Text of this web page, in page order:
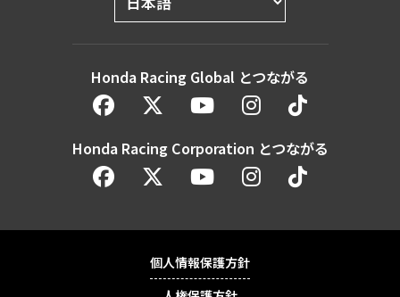
Honda Racing Global とつながる
Honda Racing Corporation とつながる
個人情報保護方針